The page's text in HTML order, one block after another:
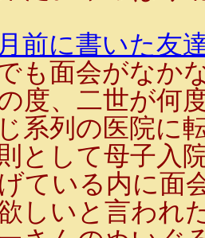
前に書いた友
も面会がなか
度、二世が何
系列の医院に
として母子入
ている内に面
しいと言われ